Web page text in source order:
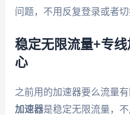
问题，不用反复登录或者切
稳定无限流量+专
心
之前用的加速器要么流量有
加速器是稳定无限流量，